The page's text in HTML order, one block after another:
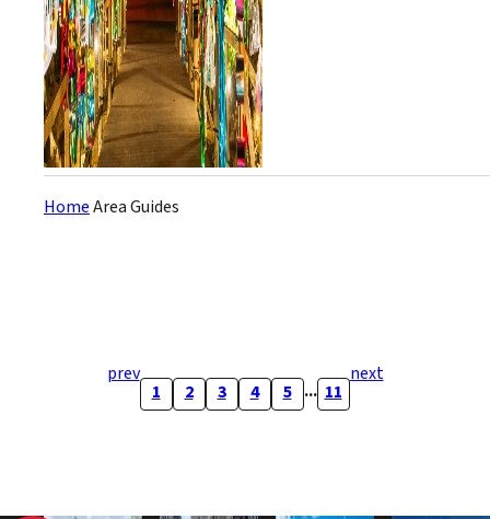
HomeArea Guides
prev next
1 2 3 4 5 ... 11